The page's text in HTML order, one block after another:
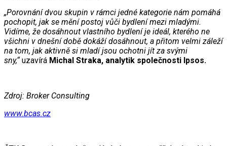
„Porovnání dvou skupin v rámci jedné kategorie nám pomáhá
pochopit, jak se mění postoj vůči bydlení mezi mladými.
Vidíme, že dosáhnout vlastního bydlení je ideál, kterého ne
všichni v dnešní době dokáží dosáhnout, a přitom velmi záleží
na tom, jak aktivně si mladí jsou ochotni jít za svými
sny,“uzavírá Michal Straka, analytik společnosti Ipsos.
Zdroj: Broker Consulting
www.bcas.cz